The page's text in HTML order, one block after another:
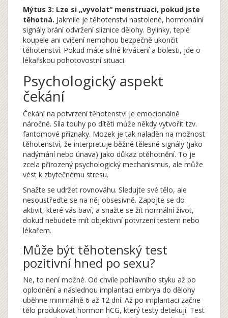
Mýtus 3: Lze si „vyvolat“ menstruaci, pokud jste
těhotná. Jakmile je těhotenství nastolené, hormonální
signály brání odvržení sliznice dělohy. Bylinky, teplé
koupele ani cvičení nemohou bezpečně ukončit
těhotenství. Pokud máte silné krvácení a bolesti, jde o
lékařskou pohotovostní situaci.
Psychologický aspekt
čekání
Čekání na potvrzení těhotenství je emocionálně
náročné. Síla touhy po dítěti může někdy vytvořit tzv.
fantomové příznaky. Mozek je tak naladěn na možnost
těhotenství, že interpretuje běžné tělesné signály (jako
nadýmání nebo únava) jako důkaz otěhotnění. To je
zcela přirozený psychologický mechanismus, ale může
vést k zbytečnému stresu.
Snažte se udržet rovnováhu. Sledujte své tělo, ale
nesoustřeďte se na něj obsesivně. Zapojte se do
aktivit, které vás baví, a snažte se žít normální život,
dokud nebudete mít objektivní potvrzení testem nebo
lékařem.
Může být těhotenský test
pozitivní hned po sexu?
Ne, to není možné. Od chvíle pohlavního styku až po
oplodnění a následnou implantaci embrya do dělohy
uběhne minimálně 6 až 12 dní. Až po implantaci začne
tělo produkovat hormon hCG, který testy detekují. Test